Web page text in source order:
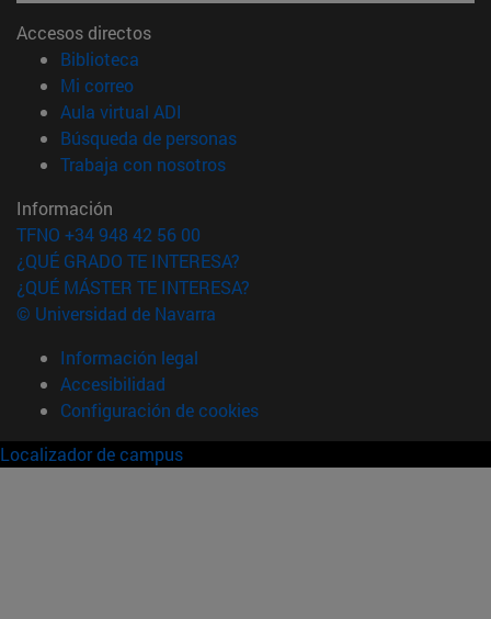
Accesos directos
Biblioteca
Mi correo(abre en nueva ventana)
Aula virtual ADI
Búsqueda de personas(abre en nueva ventana)
Trabaja con nosotros(abre en nueva ventana)
Información
TFNO +34 948 42 56 00
¿QUÉ GRADO TE INTERESA?
¿QUÉ MÁSTER TE INTERESA?
© Universidad de Navarra
Información legal
Accesibilidad
Configuración de cookies
Localizador de campus